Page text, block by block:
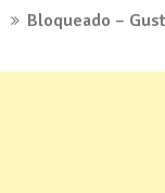
Bloqueado –